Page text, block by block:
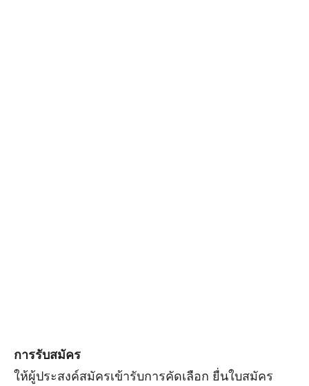
การรับสมัคร
ให้ผู้ประสงค์สมัครเข้ารับการคัดเลือก ยื่นใบสมัคร